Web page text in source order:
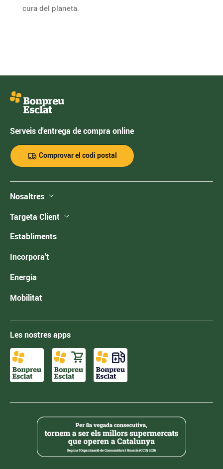
cura del planeta.
Serveis d'entrega de compra online
Comprovar el codi postal
Nosaltres
Targeta Client
Establiments
Incorpora't
Energia
Mobilitat
Les nostres apps